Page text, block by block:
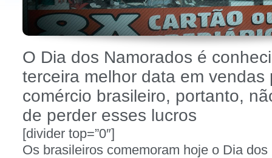
O Dia dos Namorados é
terceira melhor data em vendas
comércio brasileiro, portanto,
de perder esses lucros
[divider top=”0″]
Os brasileiros comemoram hoje o Dia